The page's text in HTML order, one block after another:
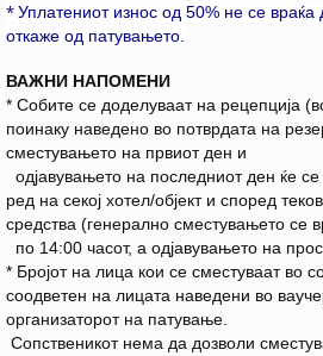
*Уплатениот износ од 50% не се враќа
откаже од патувањето.
ВАЖНИ НАПОМЕНИ
* Собите се доделуваат на рецепција
поинаку наведено во потврдата на
сместувањето на првиот ден и
одјавувањето на последниот ден ќе
ред на секој хотел/објект и според
средства (генерално сместувањето се
по 14:00 часот, а одјавувањето на
* Бројот на лица кои се сместуваат во
соодветен на лицата наведени во
организаторот на патување.
Сопственикот нема да дозволи